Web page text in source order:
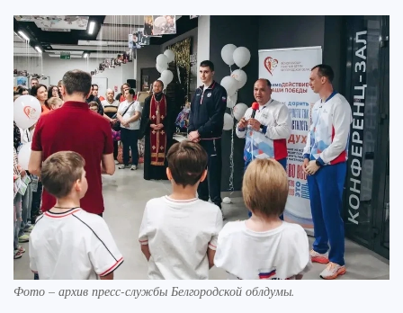
Фото – архив пресс-службы Белгородской облдумы.